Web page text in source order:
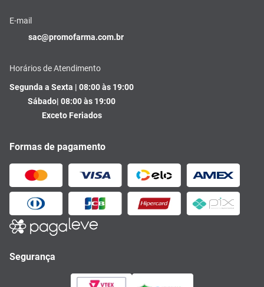
E-mail
sac@promofarma.com.br
Horários de Atendimento
Segunda a Sexta | 08:00 às 19:00
Sábado| 08:00 às 19:00
Exceto Feriados
Formas de pagamento
Segurança